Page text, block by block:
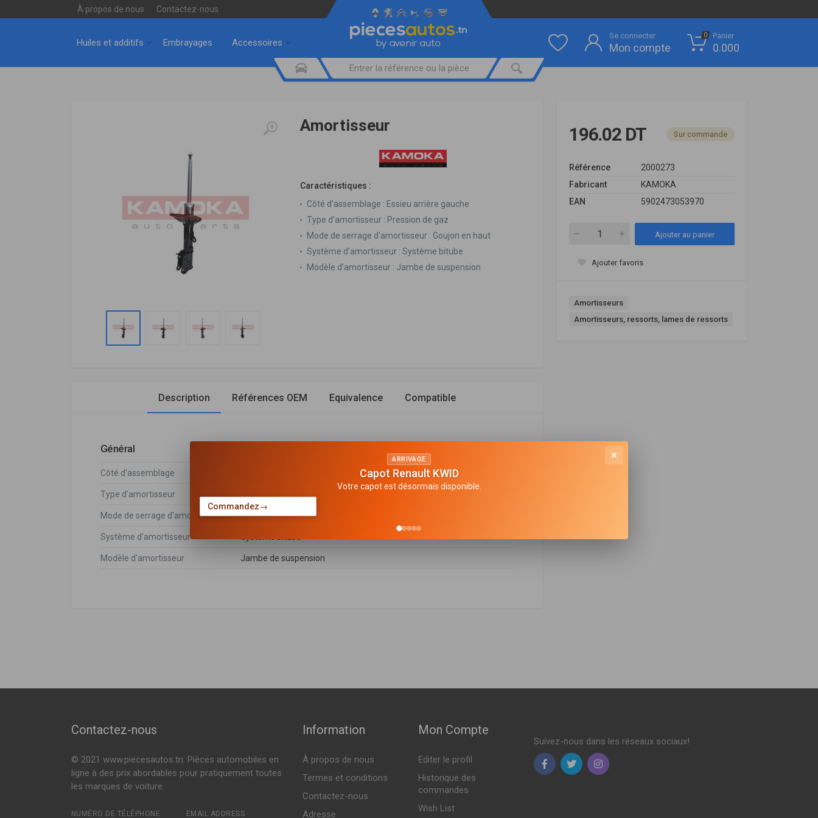
À propos de nous Contactez-nous
Huiles et additifs Embrayages Accessoires
Se connecter
Mon compte
0 Panier
0.000
Amortisseur
Caractéristiques :
Côté d'assemblage : Essieu arrière gauche
Type d'amortisseur : Pression de gaz
Mode de serrage d'amortisseur : Goujon en haut
Système d'amortisseur : Système bitube
Modèle d'amortisseur : Jambe de suspension
196.02 DT Sur commande
Référence
2000273
Fabricant
KAMOKA
EAN
5902473053970
Ajouter au panier
Ajouter favoris
Amortisseurs
Amortisseurs, ressorts, lames de ressorts
Description Références OEM Equivalence Compatible
Général
Côté d'assemblage
Type d'amortisseur
Mode de serrage d'amortisseur Goujon en haut
Système d'amortisseur
Modèle d'amortisseur Jambe de suspension
Contactez-nous
© 2021 www.piecesautos.tn: Pièces automobiles en
ligne à des prix abordables pour pratiquement toutes
les marques de voiture.
NUMÉRO DE TÉLÉPHONE EMAIL ADDRESS
Information
À propos de nous
Termes et conditions
Contactez-nous
Adresse
Mon Compte
Editer le profil
Historique des
commandes
Wish List
Suivez-nous dans les réseaux sociaux!
×
ARRIVAGE
Capot Renault KWID
Votre capot est désormais disponible.
Commandez→